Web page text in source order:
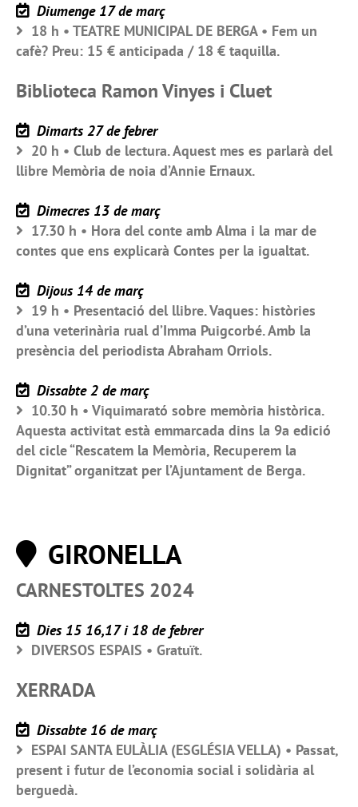
Diumenge 17 de març
18 h • TEATRE MUNICIPAL DE BERGA • Fem un
cafè? Preu: 15 € anticipada / 18 € taquilla.
Biblioteca Ramon Vinyes i Cluet
Dimarts 27 de febrer
20 h • Club de lectura. Aquest mes es parlarà del
llibre Memòria de noia d’Annie Ernaux.
Dimecres 13 de març
17.30 h • Hora del conte amb Alma i la mar de
contes que ens explicarà Contes per la igualtat.
Dijous 14 de març
19 h • Presentació del llibre. Vaques: històries
d’una veterinària rual d’Imma Puigcorbé. Amb la
presència del periodista Abraham Orriols.
Dissabte 2 de març
10.30 h • Viquimarató sobre memòria històrica.
Aquesta activitat està emmarcada dins la 9a edició
del cicle “Rescatem la Memòria, Recuperem la
Dignitat” organitzat per l’Ajuntament de Berga.
GIRONELLA
CARNESTOLTES 2024
Dies 15 16,17 i 18 de febrer
DIVERSOS ESPAIS • Gratuït.
XERRADA
Dissabte 16 de març
ESPAI SANTA EULÀLIA (ESGLÉSIA VELLA) • Passat,
present i futur de l’economia social i solidària al
berguedà.